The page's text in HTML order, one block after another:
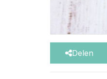
Delen